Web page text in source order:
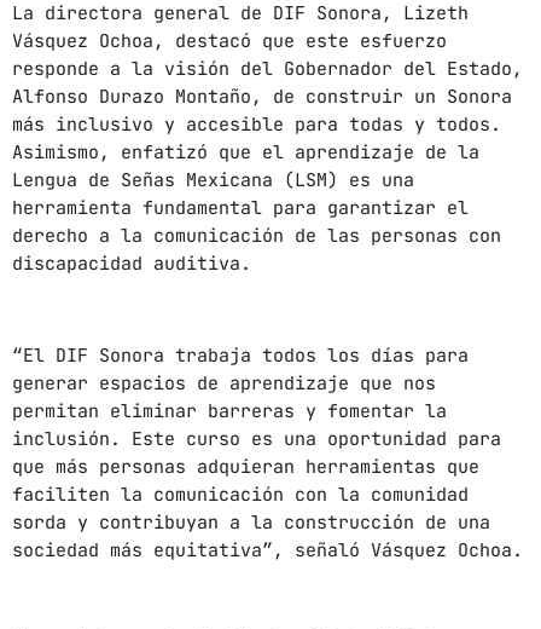
mayo 2024
abril 2024
marzo 2024
febrero 2024
CATEGORÍAS
Gobierno de Hermosillo
Gobierno de Sonora
Hermosillo
News
La directora general de DIF Sonora, Lizeth
Vásquez Ochoa, destacó que este esfuerzo
responde a la visión del Gobernador del Estado,
Alfonso Durazo Montaño, de construir un Sonora
más inclusivo y accesible para todas y todos.
Asimismo, enfatizó que el aprendizaje de la
Lengua de Señas Mexicana (LSM) es una
herramienta fundamental para garantizar el
derecho a la comunicación de las personas con
discapacidad auditiva.
“El DIF Sonora trabaja todos los días para
generar espacios de aprendizaje que nos
permitan eliminar barreras y fomentar la
inclusión. Este curso es una oportunidad para
que más personas adquieran herramientas que
faciliten la comunicación con la comunidad
sorda y contribuyan a la construcción de una
sociedad más equitativa”, señaló Vásquez Ochoa.